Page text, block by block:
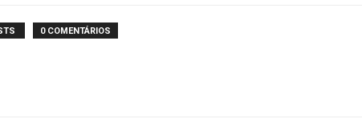
0 COMENTÁRIOS